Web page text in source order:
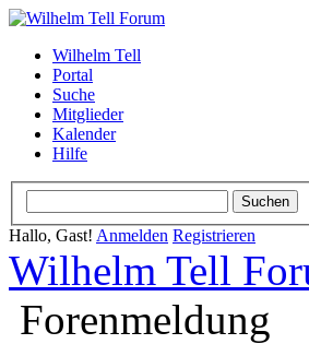
Wilhelm Tell
Portal
Suche
Mitglieder
Kalender
Hilfe
Hallo, Gast! Anmelden Registrieren
Wilhelm Tell
Forenmeldung